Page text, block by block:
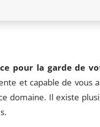
pour la garde de
et capable de vous
domaine. Il existe